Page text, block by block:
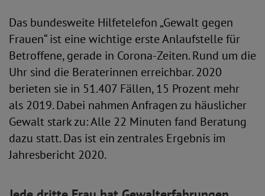
Das bundesweite Hilfetelefon „Gewalt gegen
Frauen“ ist eine wichtige erste Anlaufstelle für
Betroffene, gerade in Corona-Zeiten. Rund um die
Uhr sind die Beraterinnen erreichbar. 2020
berieten sie in 51.407 Fällen, 15 Prozent mehr
als 2019. Dabei nahmen Anfragen zu häuslicher
Gewalt stark zu: Alle 22 Minuten fand Beratung
dazu statt. Das ist ein zentrales Ergebnis im
Jahresbericht 2020.